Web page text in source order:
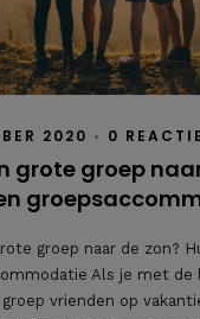
2020 • 0 REACTIE
grote groep
groep naar de zon?
Als je met de
vrienden op